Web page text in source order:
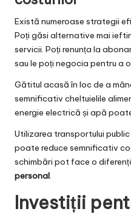
Există numeroase strategii
Poți găsi alternative mai
servicii. Poți renunța la
sau le poți negocia pentru a
Gătitul acasă în loc de a
semnificativ cheltuielile
energie electrică și apă
Utilizarea transportului
poate reduce semnificativ
schimbări pot face o
personal.
Investiții